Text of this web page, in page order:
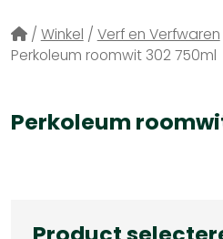
/ Winkel / Verf en Verfwaren
Perkoleum roomwit 302 750ml
Perkoleum